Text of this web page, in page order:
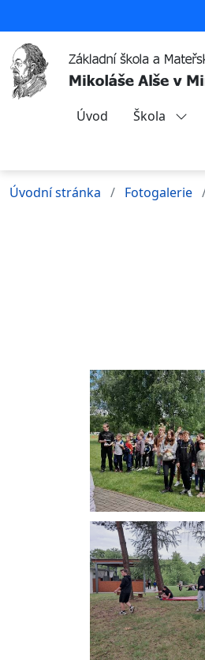
Úvod Škola
Úvodní stránka Fotogalerie